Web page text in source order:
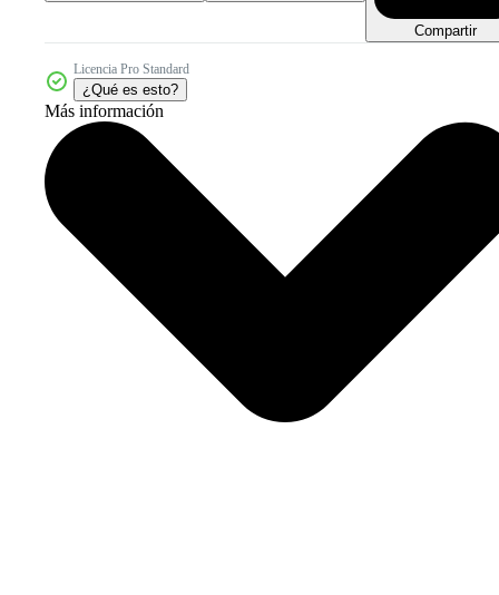
Compartir
Licencia Pro Standard
¿Qué es esto?
Más información